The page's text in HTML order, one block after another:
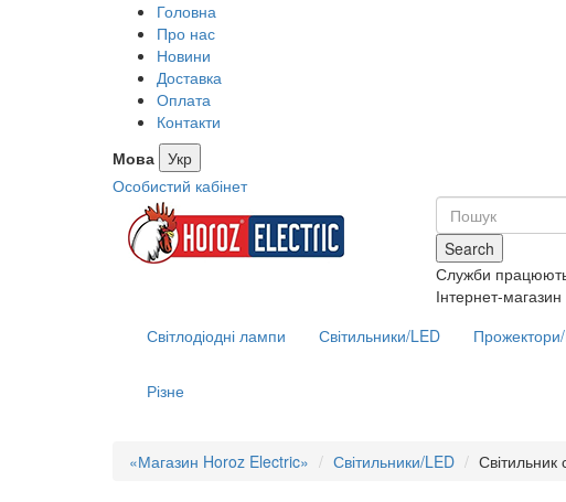
Головна
Про нас
Новини
Доставка
Оплата
Контакти
Мова Укр
Особистий кабінет
Search
Служби
Інтернет-
Світлодіодні лампи Світильники/LED
Різне
«Магазин Horoz Electric» Світильники/LED